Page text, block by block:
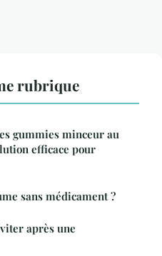
rubrique
gummies minceur au
efficace pour
sans médicament ?
après une